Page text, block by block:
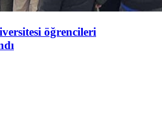
öğrencileri